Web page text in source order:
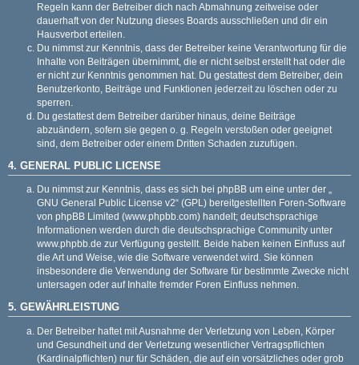
Regeln kann der Betreiber dich nach Abmahnung zeitweise oder
dauerhaft von der Nutzung dieses Boards ausschließen und dir ein
Hausverbot erteilen.
Du nimmst zur Kenntnis, dass der Betreiber keine Verantwortung für die
Inhalte von Beiträgen übernimmt, die er nicht selbst erstellt hat oder die
er nicht zur Kenntnis genommen hat. Du gestattest dem Betreiber, dein
Benutzerkonto, Beiträge und Funktionen jederzeit zu löschen oder zu
sperren.
Du gestattest dem Betreiber darüber hinaus, deine Beiträge
abzuändern, sofern sie gegen o. g. Regeln verstoßen oder geeignet
sind, dem Betreiber oder einem Dritten Schaden zuzufügen.
4. GENERAL PUBLIC LICENSE
Du nimmst zur Kenntnis, dass es sich bei phpBB um eine unter der „
GNU General Public License v2“ (GPL) bereitgestellten Foren-Software
von phpBB Limited (www.phpbb.com) handelt; deutschsprachige
Informationen werden durch die deutschsprachige Community unter
www.phpbb.de zur Verfügung gestellt. Beide haben keinen Einfluss auf
die Art und Weise, wie die Software verwendet wird. Sie können
insbesondere die Verwendung der Software für bestimmte Zwecke nicht
untersagen oder auf Inhalte fremder Foren Einfluss nehmen.
5. GEWÄHRLEISTUNG
Der Betreiber haftet mit Ausnahme der Verletzung von Leben, Körper
und Gesundheit und der Verletzung wesentlicher Vertragspflichten
(Kardinalpflichten) nur für Schäden, die auf ein vorsätzliches oder grob